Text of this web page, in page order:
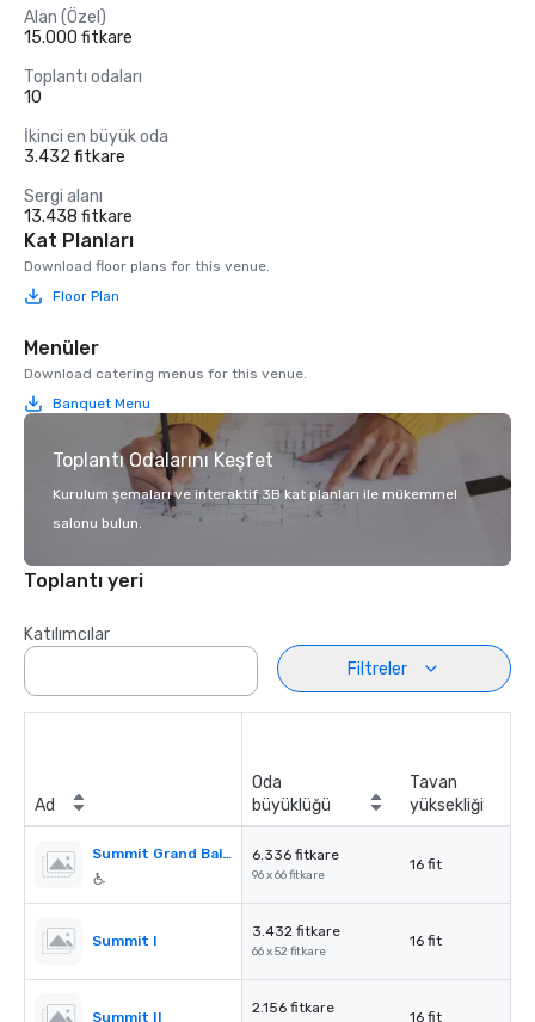
Alan (Özel)
15.000 fitkare
Toplantı odaları
10
İkinci en büyük oda
3.432 fitkare
Sergi alanı
13.438 fitkare
Kat Planları
Download floor plans for this venue.
Floor Plan
Menüler
Download catering menus for this venue.
Banquet Menu
Toplantı Odalarını Keşfet
Kurulum şemaları ve interaktif 3B kat planları ile mükemmel
salonu bulun.
Toplantı yeri
Katılımcılar
Filtreler
Ad
Oda
büyüklüğü
Tavan
yüksekliği
Summit Grand Ballroom 6.336 fitkare
96 x 66 fitkare
16 fit
Summit I
3.432 fitkare
66 x 52 fitkare
16 fit
Summit II
2.156 fitkare
16 fit